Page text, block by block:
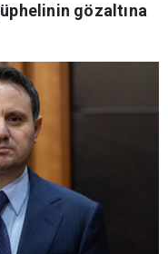
gözaltına